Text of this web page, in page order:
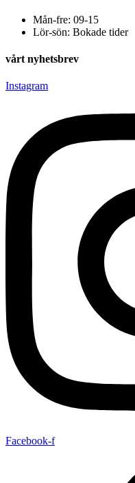
Mån-fre: 09-15
Lör-sön: Bokade tider
vårt nyhetsbrev
Instagram
Facebook-f